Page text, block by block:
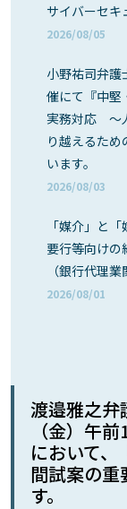
サイバーセキ
2026/08/05
小野祐司弁護
催にて『中堅
実務対応 ～
り越えるた
います。
2026/08/03
「媒介」と
要行等向けの
（銀行代理
2026/08/01
渡邉雅之弁
（金）午
において、
間試案の重
す。